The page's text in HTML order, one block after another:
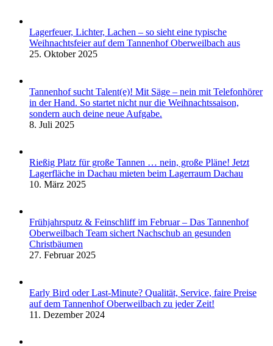
Lagerfeuer, Lichter, Lachen – so sieht eine typische
Weihnachtsfeier auf dem Tannenhof Oberweilbach aus
25. Oktober 2025
Tannenhof sucht Talent(e)! Mit Säge – nein mit Telefonhörer
in der Hand. So startet nicht nur die Weihnachtssaison,
sondern auch deine neue Aufgabe.
8. Juli 2025
Rießig Platz für große Tannen … nein, große Pläne! Jetzt
Lagerfläche in Dachau mieten beim Lagerraum Dachau
10. März 2025
Frühjahrsputz & Feinschliff im Februar – Das Tannenhof
Oberweilbach Team sichert Nachschub an gesunden
Christbäumen
27. Februar 2025
Early Bird oder Last-Minute? Qualität, Service, faire Preise
auf dem Tannenhof Oberweilbach zu jeder Zeit!
11. Dezember 2024